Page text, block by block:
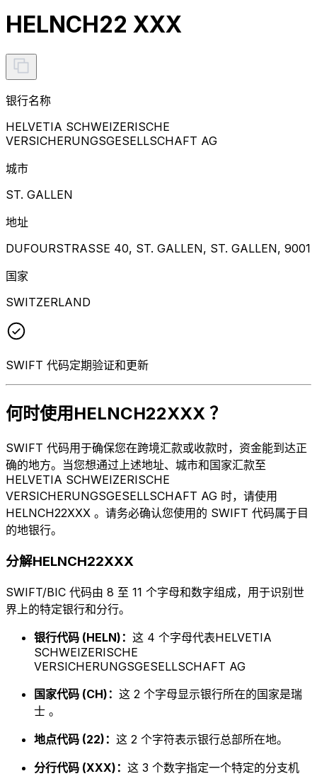
HELNCH22 XXX
银行名称
HELVETIA SCHWEIZERISCHE
VERSICHERUNGSGESELLSCHAFT AG
城市
ST. GALLEN
地址
DUFOURSTRASSE 40, ST. GALLEN, ST. GALLEN, 9001
国家
SWITZERLAND
SWIFT 代码定期验证和更新
何时使用HELNCH22XXX ？
SWIFT 代码用于确保您在跨境汇款或收款时，资金能到达正
确的地方。当您想通过上述地址、城市和国家汇款至
HELVETIA SCHWEIZERISCHE
VERSICHERUNGSGESELLSCHAFT AG 时，请使用
HELNCH22XXX 。请务必确认您使用的 SWIFT 代码属于目
的地银行。
分解HELNCH22XXX
SWIFT/BIC 代码由 8 至 11 个字母和数字组成，用于识别世
界上的特定银行和分行。
银行代码 (HELN)： 这 4 个字母代表HELVETIA
SCHWEIZERISCHE
VERSICHERUNGSGESELLSCHAFT AG
国家代码 (CH)： 这 2 个字母显示银行所在的国家是瑞
士 。
地点代码 (22)： 这 2 个字符表示银行总部所在地。
分行代码 (XXX)： 这 3 个数字指定一个特定的分支机